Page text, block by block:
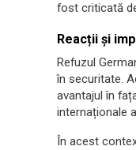
fost criticată
Reacții și
Refuzul
în securitate.
avantajul în
internaționale
În acest